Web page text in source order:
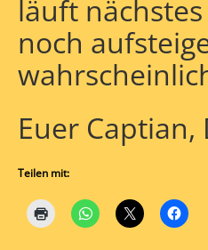
läuft
noch
Euer Captian,
Teilen mit: